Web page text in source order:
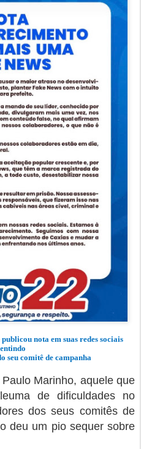
nota em suas redes sociais
seu comitê de campanha
Marinho, aquele que
de dificuldades no
dos seus comitês de
deu um pio sequer sobre